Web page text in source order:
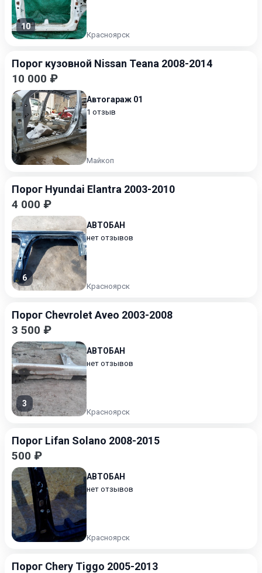
10
Красноярск
Порог кузовной Nissan Teana 2008-2014
10 000 ₽
Автогараж 01
1 отзыв
Майкоп
Порог Hyundai Elantra 2003-2010
4 000 ₽
6
АВТОБАН
нет отзывов
Красноярск
Порог Chevrolet Aveo 2003-2008
3 500 ₽
3
АВТОБАН
нет отзывов
Красноярск
Порог Lifan Solano 2008-2015
500 ₽
АВТОБАН
нет отзывов
Красноярск
Порог Chery Tiggo 2005-2013